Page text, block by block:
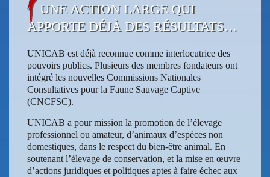
UNE ACTION LARGE QUI
APPORTE DÉJÀ DES RÉSULTATS…
UNICAB est déjà reconnue comme interlocutrice des
pouvoirs publics. Plusieurs des membres fondateurs ont
intégré les nouvelles Commissions Nationales
Consultatives pour la Faune Sauvage Captive
(CNCFSC).
UNICAB a pour mission la promotion de l’élevage
professionnel ou amateur, d’animaux d’espèces non
domestiques, dans le respect du bien-être animal. En
soutenant l’élevage de conservation, et la mise en œuvre
d’actions juridiques et politiques aptes à faire échec aux